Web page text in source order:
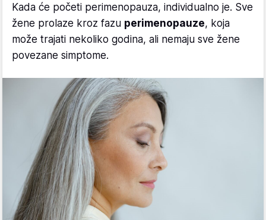
Kada će početi perimenopauza, individualno je. Sve
žene prolaze kroz fazu perimenopauze, koja
može trajati nekoliko godina, ali nemaju sve žene
povezane simptome.